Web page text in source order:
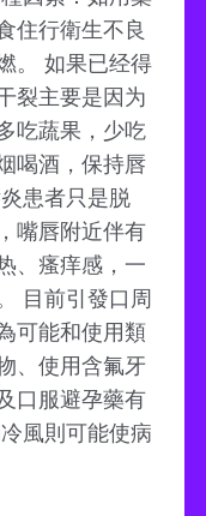
住行衛生不良
。 如果已经得
裂主要是因为
吃蔬果，少吃
喝酒，保持唇
患者只是脱
嘴唇附近伴有
、瘙痒感，一
目前引發口周
可能和使用類
、使用含氟牙
口服避孕藥有
風則可能使病